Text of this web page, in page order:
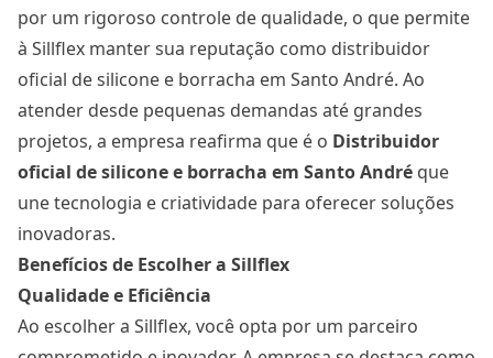
por um rigoroso controle de qualidade, o que permite
à Sillflex manter sua reputação como distribuidor
oficial de silicone e borracha em Santo André. Ao
atender desde pequenas demandas até grandes
projetos, a empresa reafirma que é o Distribuidor
oficial de silicone e borracha em Santo André que
une tecnologia e criatividade para oferecer soluções
inovadoras.
Benefícios de Escolher a Sillflex
Qualidade e Eficiência
Ao escolher a Sillflex, você opta por um parceiro